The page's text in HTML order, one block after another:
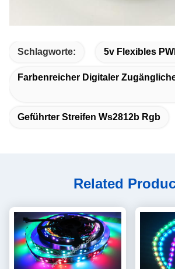
Schlagworte: 5v Flexibles
Farbenreicher Digitaler
Geführter Streifen Ws2812b Rgb
Related